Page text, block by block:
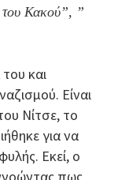
Κακού”, ”
και
Είναι
Νίτσε, το
για να
Εκεί, ο
πως